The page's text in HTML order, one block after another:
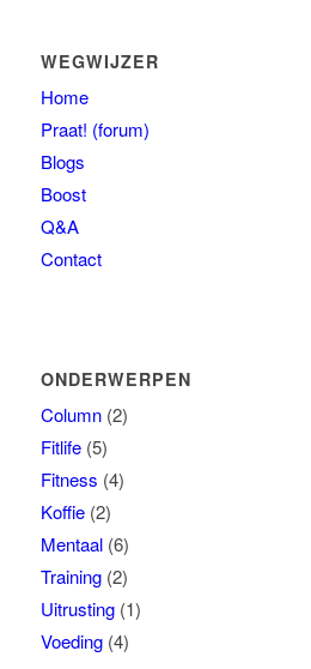
WEGWIJZER
Home
Praat! (forum)
Blogs
Boost
Q&A
Contact
ONDERWERPEN
Column(2)
Fitlife(5)
Fitness (4)
Koffie(2)
Mentaal(6)
Training(2)
Uitrusting(1)
Voeding(4)